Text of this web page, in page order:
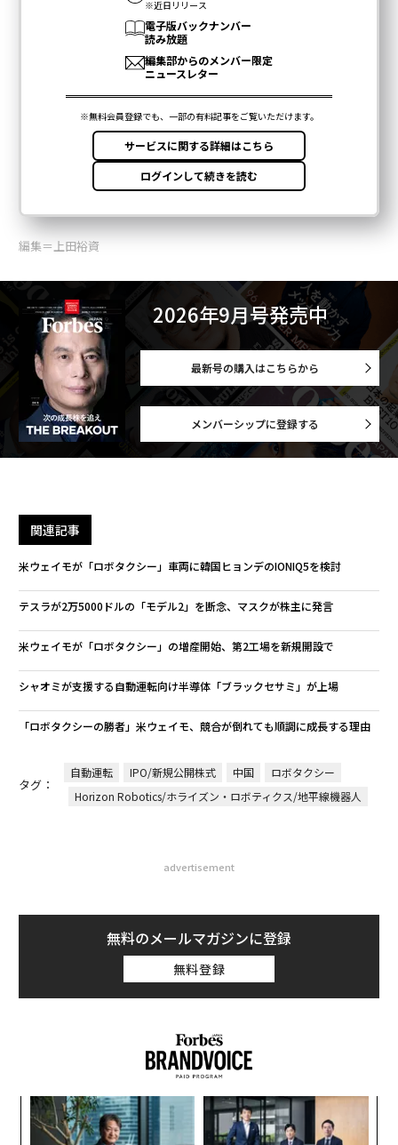
編集＝上田裕資
2026年9月号発売中
最新号の購入はこちらから
メンバーシップに登録する
関連記事
米ウェイモが「ロボタクシー」車両に韓国ヒョンデのIONIQ5を検討
テスラが2万5000ドルの「モデル2」を断念、マスクが株主に発言
米ウェイモが「ロボタクシー」の増産開始、第2工場を新規開設で
シャオミが支援する自動運転向け半導体「ブラックセサミ」が上場
「ロボタクシーの勝者」米ウェイモ、競合が倒れても順調に成長する理由
タグ：
自動運転 IPO/新規公開株式 中国
ロボタクシー
Horizon Robotics/ホライズン・ロボティクス/地平線機器人
advertisement
無料のメールマガジンに登録
無料登録